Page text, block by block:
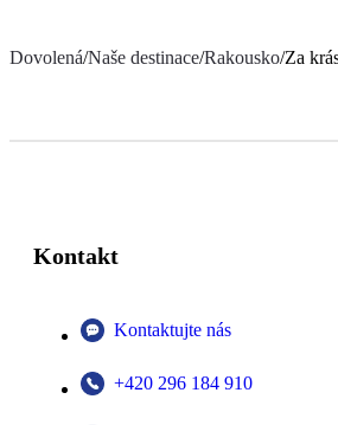
Dovolená/Naše destinace/Rakousko/Za
Kontakt
Kontaktujte nás
+420 296 184 910